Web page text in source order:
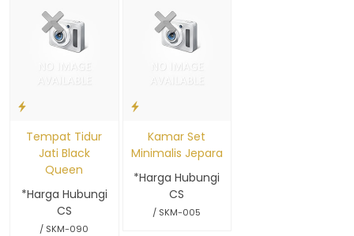
Tempat Tidur
Jati Black
Queen
*Harga Hubungi
CS
/ SKM-090
Kamar Set
Minimalis Jepara
*Harga Hubungi
CS
/ SKM-005